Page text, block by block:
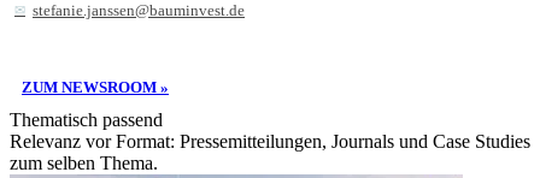
stefanie.janssen@bauminvest.de
ZUM NEWSROOM »
Thematisch passend
Relevanz vor Format: Pressemitteilungen, Journals und Case Studies
zum selben Thema.